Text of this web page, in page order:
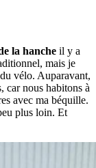
la hanche il y a
mais je
vélo. Auparavant,
car nous habitons à
avec ma béquille.
plus loin. Et